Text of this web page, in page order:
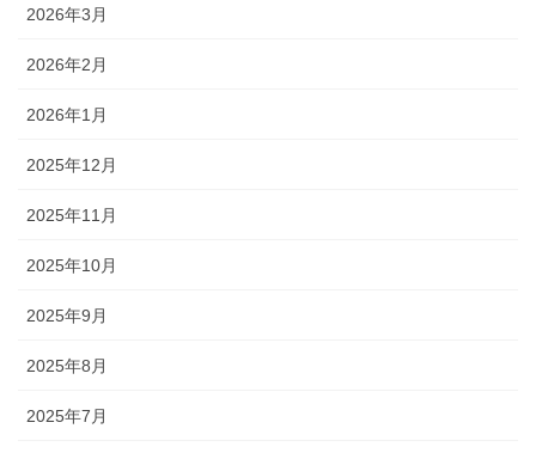
2026年3月
2026年2月
2026年1月
2025年12月
2025年11月
2025年10月
2025年9月
2025年8月
2025年7月